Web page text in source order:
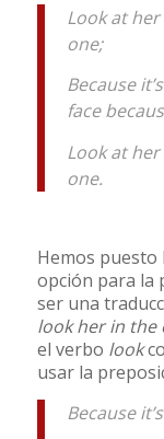
Look at
one;
Because
face
Look at her
one.
Hemos puesto
opción para la
ser una
look her in the
el verbo look
usar la
Because